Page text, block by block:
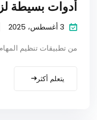
أدوات بسيطة
3 أغسطس، 2025
من تطبيقات تنظيم
يتعلم أكثر